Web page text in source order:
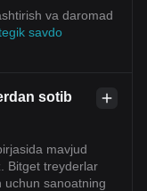
va daromad
savdo
sotib
mavjud
Bitget treyderlar
uchun sanoatning